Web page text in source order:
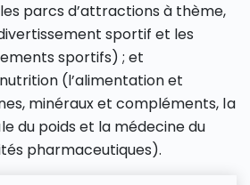
parcs d’attractions à thème,
sportif et les
sportifs) ; et
(l’alimentation et
minéraux et compléments, la
du poids et la médecine du
pharmaceutiques).